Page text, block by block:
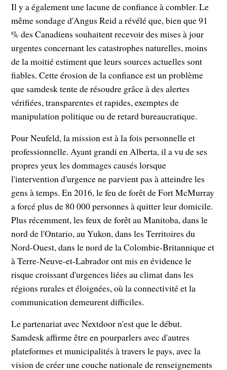
Il y a également une lacune de confiance à combler. Le
même sondage d'Angus Reid a révélé que, bien que 91
% des Canadiens souhaitent recevoir des mises à jour
urgentes concernant les catastrophes naturelles, moins
de la moitié estiment que leurs sources actuelles sont
fiables. Cette érosion de la confiance est un problème
que samdesk tente de résoudre grâce à des alertes
vérifiées, transparentes et rapides, exemptes de
manipulation politique ou de retard bureaucratique.
Pour Neufeld, la mission est à la fois personnelle et
professionnelle. Ayant grandi en Alberta, il a vu de ses
propres yeux les dommages causés lorsque
l'intervention d'urgence ne parvient pas à atteindre les
gens à temps. En 2016, le feu de forêt de Fort McMurray
a forcé plus de 80 000 personnes à quitter leur domicile.
Plus récemment, les feux de forêt au Manitoba, dans le
nord de l'Ontario, au Yukon, dans les Territoires du
Nord-Ouest, dans le nord de la Colombie-Britannique et
à Terre-Neuve-et-Labrador ont mis en évidence le
risque croissant d'urgences liées au climat dans les
régions rurales et éloignées, où la connectivité et la
communication demeurent difficiles.
Le partenariat avec Nextdoor n'est que le début.
Samdesk affirme être en pourparlers avec d'autres
plateformes et municipalités à travers le pays, avec la
vision de créer une couche nationale de renseignements